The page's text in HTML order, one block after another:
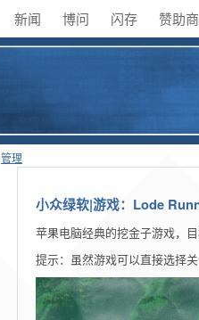
新闻 博问 闪存 赞助商
管理
小众绿软|游戏：Lode
苹果电脑经典的挖金子游戏，
提示：虽然游戏可以直接选择